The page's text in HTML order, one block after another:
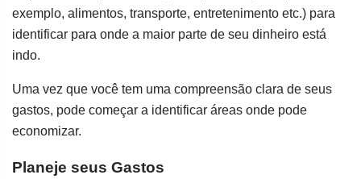
exemplo, alimentos, transporte, entretenimento etc.) para
identificar para onde a maior parte de seu dinheiro está
indo.
Uma vez que você tem uma compreensão clara de seus
gastos, pode começar a identificar áreas onde pode
economizar.
Planeje seus Gastos